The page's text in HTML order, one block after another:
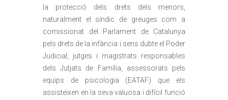
la protecció dels drets dels menors,
naturalment el síndic de greuges com a
comissionat del Parlament de Catalunya
pels drets de la infància i sens dubte el Poder
Judicial, jutges i magistrats responsables
dels Jutjats de Família, assessorats pels
equips de psicologia (EATAF) que els
assisteixen en la seva valuosa i difícil funció